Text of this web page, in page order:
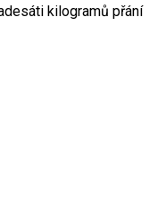
kilogramů přání